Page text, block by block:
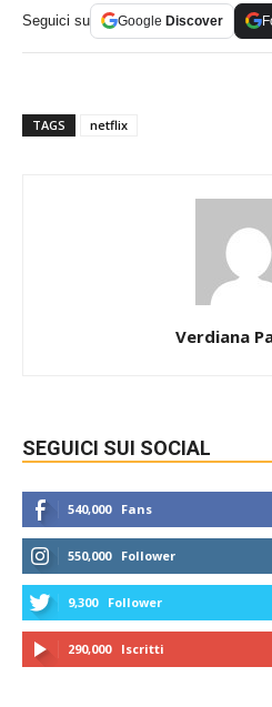
Seguici su Google Discover
TAGS netflix
Verdiana
SEGUICI SUI SOCIAL
540,000 Fans
550,000 Follower
9,300 Follower
290,000 Iscritti